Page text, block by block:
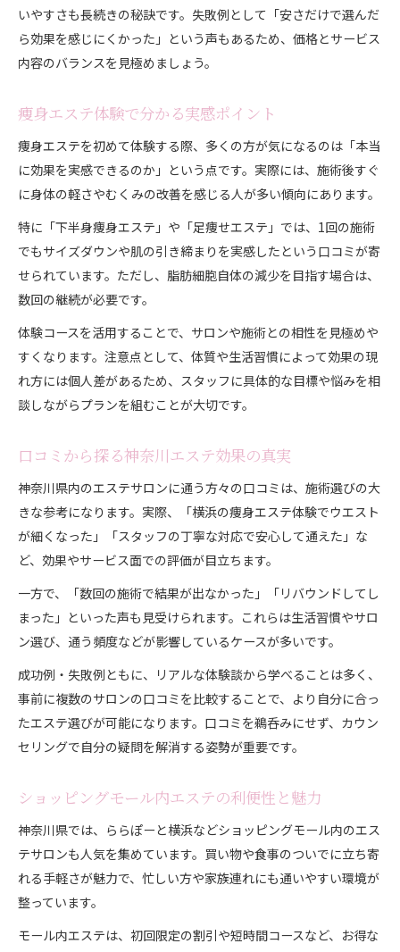
いやすさも長続きの秘訣です。失敗例として「安さだけで選んだ
ら効果を感じにくかった」という声もあるため、価格とサービス
内容のバランスを見極めましょう。
痩身エステ体験で分かる実感ポイント
痩身エステを初めて体験する際、多くの方が気になるのは「本当
に効果を実感できるのか」という点です。実際には、施術後すぐ
に身体の軽さやむくみの改善を感じる人が多い傾向にあります。
特に「下半身痩身エステ」や「足痩せエステ」では、1回の施術
でもサイズダウンや肌の引き締まりを実感したという口コミが寄
せられています。ただし、脂肪細胞自体の減少を目指す場合は、
数回の継続が必要です。
体験コースを活用することで、サロンや施術との相性を見極めや
すくなります。注意点として、体質や生活習慣によって効果の現
れ方には個人差があるため、スタッフに具体的な目標や悩みを相
談しながらプランを組むことが大切です。
口コミから探る神奈川エステ効果の真実
神奈川県内のエステサロンに通う方々の口コミは、施術選びの大
きな参考になります。実際、「横浜の痩身エステ体験でウエスト
が細くなった」「スタッフの丁寧な対応で安心して通えた」な
ど、効果やサービス面での評価が目立ちます。
一方で、「数回の施術で結果が出なかった」「リバウンドしてし
まった」といった声も見受けられます。これらは生活習慣やサロ
ン選び、通う頻度などが影響しているケースが多いです。
成功例・失敗例ともに、リアルな体験談から学べることは多く、
事前に複数のサロンの口コミを比較することで、より自分に合っ
たエステ選びが可能になります。口コミを鵜呑みにせず、カウン
セリングで自分の疑問を解消する姿勢が重要です。
ショッピングモール内エステの利便性と魅力
神奈川県では、ららぽーと横浜などショッピングモール内のエス
テサロンも人気を集めています。買い物や食事のついでに立ち寄
れる手軽さが魅力で、忙しい方や家族連れにも通いやすい環境が
整っています。
モール内エステは、初回限定の割引や短時間コースなど、お得な